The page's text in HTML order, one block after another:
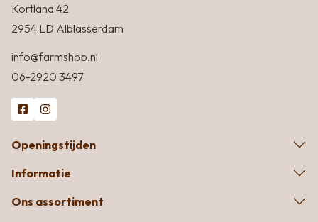
Kortland 42
2954 LD Alblasserdam
info@farmshop.nl
06-2920 3497
Openingstijden
Informatie
Ons assortiment